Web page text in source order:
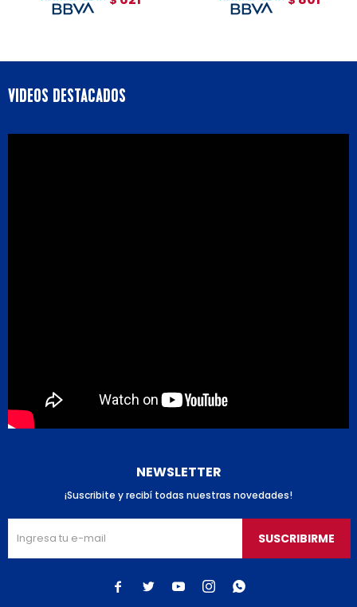
VIDEOS DESTACADOS
NEWSLETTER
¡Suscribite y recibí todas nuestras novedades!
SUSCRIBIRME
    